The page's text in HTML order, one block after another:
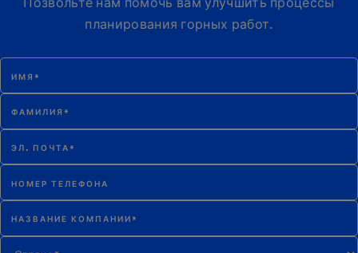
Позвольте нам помочь вам улучшить процессы
планирования горных работ.